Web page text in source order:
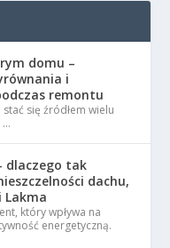
domu –
i
remontu
się źródłem wielu
…
dlaczego tak
dachu,
Lakma
który wpływa na
energetyczną.